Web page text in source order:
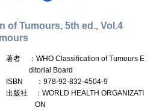
of Tumours, 5th ed., Vol.4
著者
：WHO Classification of Tumours E
ditorial Board
ISBN
：978-92-832-4504-9
出版社
：WORLD HEALTH ORGANIZATI
ON